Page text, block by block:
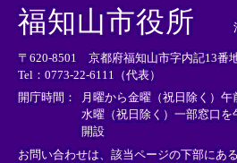
外
部
リ
ン
ク
＞
外
リ
ン
ク
＞
外
部
ン
ク
＞
福知山市役所
〒620-8501 京都府福知山市字内記13番
Tel：0773-22-6111（代表）
開庁時間：
月曜から金曜（祝日除く）
水曜（祝日除く）一部窓口
開設
お問い合わせは、該当ページの下部にあ